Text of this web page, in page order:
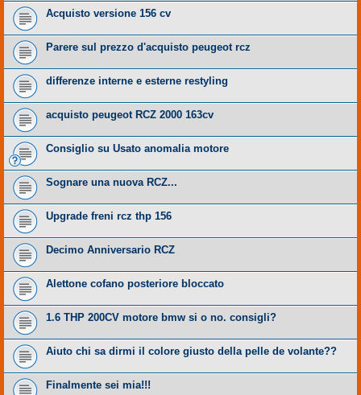
Acquisto versione 156 cv
Parere sul prezzo d'acquisto peugeot rcz
differenze interne e esterne restyling
acquisto peugeot RCZ 2000 163cv
Consiglio su Usato anomalia motore
Sognare una nuova RCZ...
Upgrade freni rcz thp 156
Decimo Anniversario RCZ
Alettone cofano posteriore bloccato
1.6 THP 200CV motore bmw si o no. consigli?
Aiuto chi sa dirmi il colore giusto della pelle de volante??
Finalmente sei mia!!!